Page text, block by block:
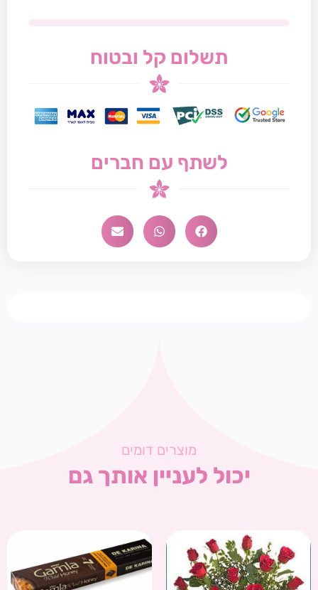
תשלום קל ובטוח
לשתף עם חברים
מוצרים דומים
יכול לעניין אותך גם